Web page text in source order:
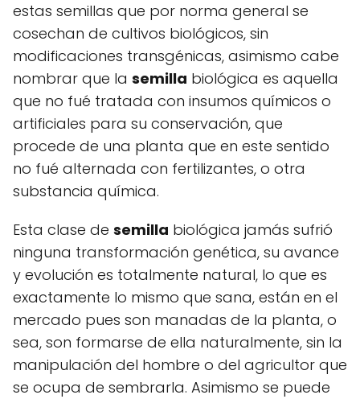
estas semillas que por norma general se
cosechan de cultivos biológicos, sin
modificaciones transgénicas, asimismo cabe
nombrar que la semilla biológica es aquella
que no fué tratada con insumos químicos o
artificiales para su conservación, que
procede de una planta que en este sentido
no fué alternada con fertilizantes, o otra
substancia química.
Esta clase de semilla biológica jamás sufrió
ninguna transformación genética, su avance
y evolución es totalmente natural, lo que es
exactamente lo mismo que sana, están en el
mercado pues son manadas de la planta, o
sea, son formarse de ella naturalmente, sin la
manipulación del hombre o del agricultor que
se ocupa de sembrarla. Asimismo se puede